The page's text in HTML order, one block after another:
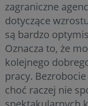
zagraniczne
dotyczące
są bardzo
Oznacza to, że
kolejnego
pracy.
choć raczej nie